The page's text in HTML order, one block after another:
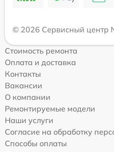
© 2026 Сервисный центр
Стоимость ремонта
Оплата и доставка
Контакты
Вакансии
О компании
Ремонтируемые модели
Наши услуги
Согласие на обработку
Способы оплаты